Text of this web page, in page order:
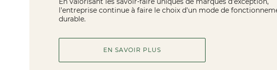
l'entreprise continue à faire le choix d'un mode de
durable.
EN SAVOIR PLUS